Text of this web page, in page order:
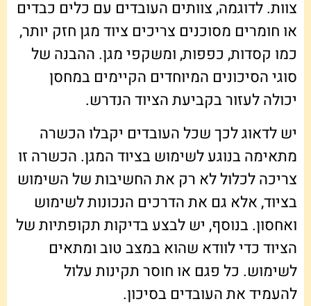
צוות. לדוגמה, צוותים העובדים עם כלים כבדים
או חומרים מסוכנים צריכים ציוד מגן חזק יותר,
כמו קסדות, כפפות, ומשקפי מגן. ההבנה של
סוגי הסיכונים המיוחדים הקיימים במחסן
יכולה לעזור בקביעת הציוד הנדרש.
יש לדאוג לכך שכל העובדים יקבלו הכשרה
מתאימה בנוגע לשימוש בציוד המגן. הכשרה זו
צריכה לכלול לא רק את החשיבות של השימוש
בציוד, אלא גם את הדרכים הנכונות לשימוש
ואחסון. בנוסף, יש לבצע בדיקות תקופתיות של
הציוד כדי לוודא שהוא במצב טוב ומתאים
לשימוש. כל פגם או חוסר תקינות עלול
להעמיד את העובדים בסיכון.